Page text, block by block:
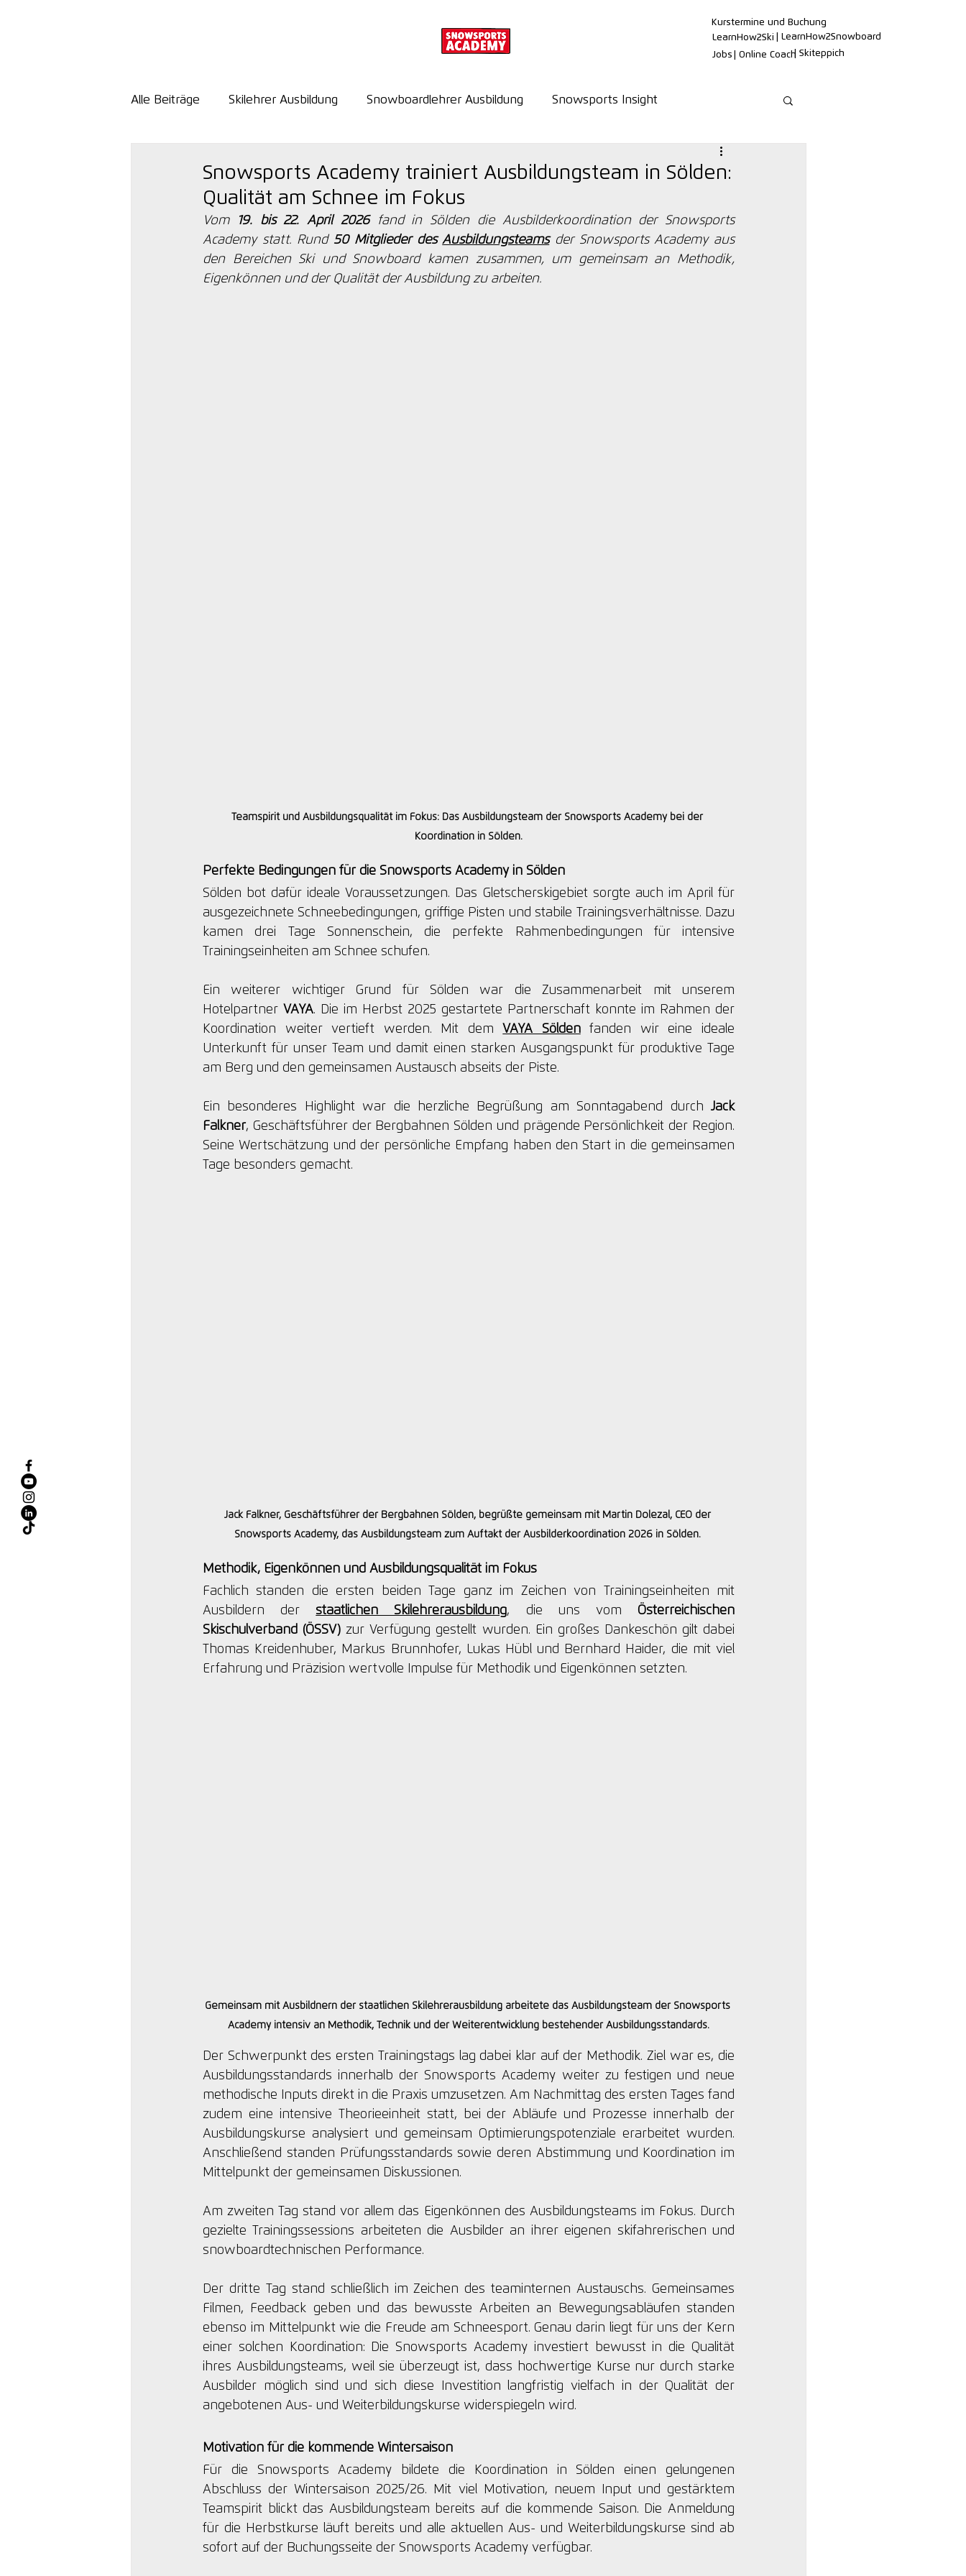
Kurstermine und Buchung
LearnHow2Ski
Jobs
| Skiteppich
| LearnHow2Snowboard
| Online Coach
Alle Beiträge Skilehrer Ausbildung Snowboardlehrer Ausbildung Snowsports Insight
Snowsports Academy trainiert Ausbildungsteam in Sölden:
Qualität am Schnee im Fokus
Vom 19. bis 22. April 2026 fand in Sölden die Ausbilderkoordination der Snowsports
Academy statt. Rund 50 Mitglieder des Ausbildungsteams der Snowsports Academy aus
den Bereichen Ski und Snowboard kamen zusammen, um gemeinsam an Methodik,
Eigenkönnen und der Qualität der Ausbildung zu arbeiten.
Teamspirit und Ausbildungsqualität im Fokus: Das Ausbildungsteam der Snowsports Academy bei der
Koordination in Sölden.
Perfekte Bedingungen für die Snowsports Academy in Sölden
Sölden bot dafür ideale Voraussetzungen. Das Gletscherskigebiet sorgte auch im April für
ausgezeichnete Schneebedingungen, griffige Pisten und stabile Trainingsverhältnisse. Dazu
kamen drei Tage Sonnenschein, die perfekte Rahmenbedingungen für intensive
Trainingseinheiten am Schnee schufen.
Ein weiterer wichtiger Grund für Sölden war die Zusammenarbeit mit unserem
Hotelpartner VAYA. Die im Herbst 2025 gestartete Partnerschaft konnte im Rahmen der
Koordination weiter vertieft werden. Mit dem VAYA Sölden fanden wir eine ideale
Unterkunft für unser Team und damit einen starken Ausgangspunkt für produktive Tage
am Berg und den gemeinsamen Austausch abseits der Piste.
Ein besonderes Highlight war die herzliche Begrüßung am Sonntagabend durch Jack
Falkner, Geschäftsführer der Bergbahnen Sölden und prägende Persönlichkeit der Region.
Seine Wertschätzung und der persönliche Empfang haben den Start in die gemeinsamen
Tage besonders gemacht.
Jack Falkner, Geschäftsführer der Bergbahnen Sölden, begrüßte gemeinsam mit Martin Dolezal, CEO der
Snowsports Academy, das Ausbildungsteam zum Auftakt der Ausbilderkoordination 2026 in Sölden.
Methodik, Eigenkönnen und Ausbildungsqualität im Fokus
Fachlich standen die ersten beiden Tage ganz im Zeichen von Trainingseinheiten mit
Ausbildern der staatlichen Skilehrerausbildung, die uns vom Österreichischen
Skischulverband (ÖSSV) zur Verfügung gestellt wurden. Ein großes Dankeschön gilt dabei
Thomas Kreidenhuber, Markus Brunnhofer, Lukas Hübl und Bernhard Haider, die mit viel
Erfahrung und Präzision wertvolle Impulse für Methodik und Eigenkönnen setzten.
Gemeinsam mit Ausbildnern der staatlichen Skilehrerausbildung arbeitete das Ausbildungsteam der Snowsports
Academy intensiv an Methodik, Technik und der Weiterentwicklung bestehender Ausbildungsstandards.
Der Schwerpunkt des ersten Trainingstags lag dabei klar auf der Methodik. Ziel war es, die
Ausbildungsstandards innerhalb der Snowsports Academy weiter zu festigen und neue
methodische Inputs direkt in die Praxis umzusetzen. Am Nachmittag des ersten Tages fand
zudem eine intensive Theorieeinheit statt, bei der Abläufe und Prozesse innerhalb der
Ausbildungskurse analysiert und gemeinsam Optimierungspotenziale erarbeitet wurden.
Anschließend standen Prüfungsstandards sowie deren Abstimmung und Koordination im
Mittelpunkt der gemeinsamen Diskussionen.
Am zweiten Tag stand vor allem das Eigenkönnen des Ausbildungsteams im Fokus. Durch
gezielte Trainingssessions arbeiteten die Ausbilder an ihrer eigenen skifahrerischen und
snowboardtechnischen Performance.
Der dritte Tag stand schließlich im Zeichen des teaminternen Austauschs. Gemeinsames
Filmen, Feedback geben und das bewusste Arbeiten an Bewegungsabläufen standen
ebenso im Mittelpunkt wie die Freude am Schneesport. Genau darin liegt für uns der Kern
einer solchen Koordination: Die Snowsports Academy investiert bewusst in die Qualität
ihres Ausbildungsteams, weil sie überzeugt ist, dass hochwertige Kurse nur durch starke
Ausbilder möglich sind und sich diese Investition langfristig vielfach in der Qualität der
angebotenen Aus- und Weiterbildungskurse widerspiegeln wird.
Motivation für die kommende Wintersaison
Für die Snowsports Academy bildete die Koordination in Sölden einen gelungenen
Abschluss der Wintersaison 2025/26. Mit viel Motivation, neuem Input und gestärktem
Teamspirit blickt das Ausbildungsteam bereits auf die kommende Saison. Die Anmeldung
für die Herbstkurse läuft bereits und alle aktuellen Aus- und Weiterbildungskurse sind ab
sofort auf der Buchungsseite der Snowsports Academy verfügbar.